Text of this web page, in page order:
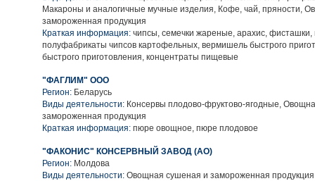
Макароны и аналогичные мучные изделия, Кофе, чай, пряности,
замороженная продукция
Краткая информация: чипсы, семечки жареные, арахис, фисташки,
полуфабрикаты чипсов картофельных, вермишель быстрого
быстрого приготовления, концентраты пищевые
"ФАГЛИМ" ООО
Регион: Беларусь
Виды деятельности: Консервы плодово-фруктово-ягодные,
замороженная продукция
Краткая информация: пюре овощное, пюре плодовое
"ФАКОНИС" КОНСЕРВНЫЙ ЗАВОД (АО)
Регион: Молдова
Виды деятельности: Овощная сушеная и замороженная